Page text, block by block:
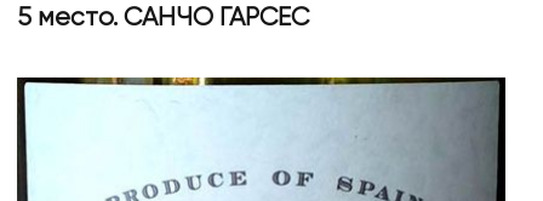
5 место. САНЧО ГАРСЕС